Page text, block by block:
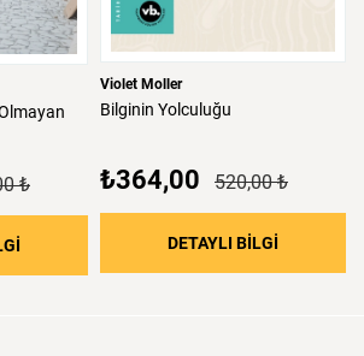
₺
: Ahilik: Eşyaya Teslim Olmayan Ahlak
Violet Moller
Bilginin Yolculuğu
₺364,00 520,00 ₺
DETAYLI BİLGİ